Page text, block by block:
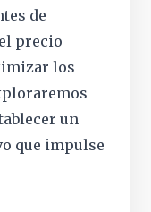
de
precio
los
un
que impulse